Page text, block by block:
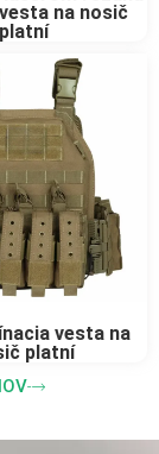
na nosič
platní
vesta na
platní